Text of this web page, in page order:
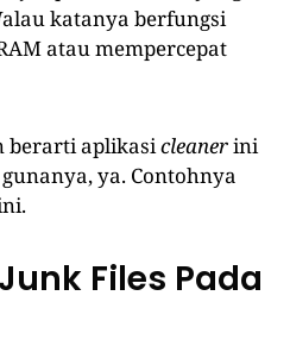
katanya berfungsi
atau mempercepat
berarti aplikasicleanerini
ya. Contohnya
Files Pada